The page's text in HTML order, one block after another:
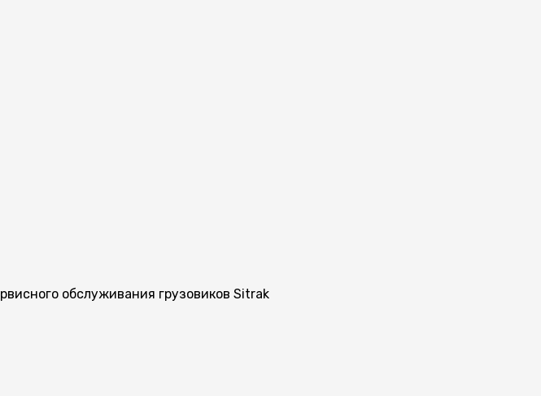
обслуживания грузовиков Sitrak